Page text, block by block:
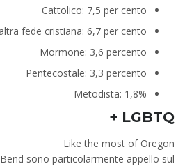
Cattolico: 7,5 per cento
fede cristiana: 6,7 per cento
Mormone: 3,6 percento
Pentecostale: 3,3 percento
Metodista: 1,8%
LGBTQ +
Like the most of Oregon
sono particolarmente appello sul